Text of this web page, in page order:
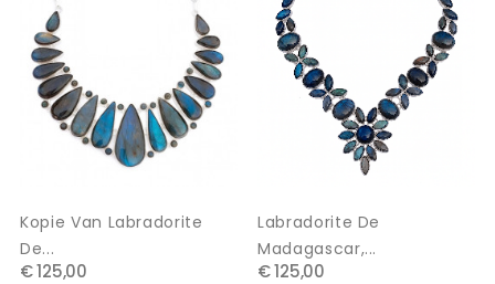
Kopie Van Labradorite
De...
€ 125,00
Labradorite De
Madagascar,...
€ 125,00